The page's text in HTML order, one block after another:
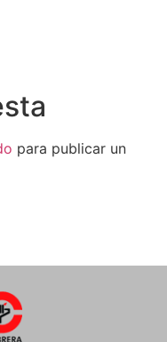
para publicar un